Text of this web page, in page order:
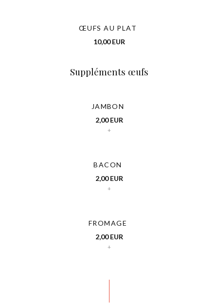
ŒUFS AU PLAT
10,00 EUR
Suppléments œufs
JAMBON
2,00 EUR
+
BACON
2,00 EUR
+
FROMAGE
2,00 EUR
+